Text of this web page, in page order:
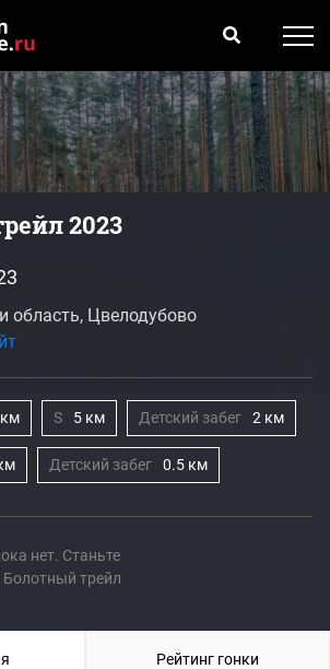
2023
нет. Станьте
трейл
область, Цвелодубово
S 5 км Детский забег 2 км
Детский забег 0.5 км
Рейтинг гонки